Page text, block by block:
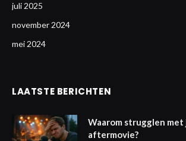
juli 2025
november 2024
mei 2024
LAATSTE BERICHTEN
Waarom strugglen met
aftermovie?